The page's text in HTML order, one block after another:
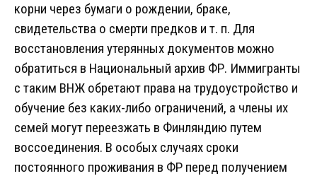
корни через бумаги о рождении, браке,
свидетельства о смерти предков и т. п. Для
восстановления утерянных документов можно
обратиться в Национальный архив ФР. Иммигранты
с таким ВНЖ обретают права на трудоустройство и
обучение без каких-либо ограничений, а члены их
семей могут переезжать в Финляндию путем
воссоединения. В особых случаях сроки
постоянного проживания в ФР перед получением